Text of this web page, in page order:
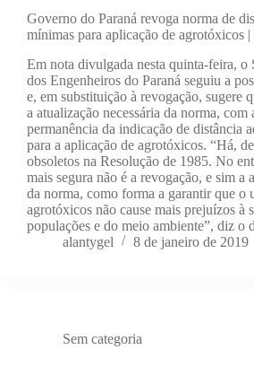
Governo do Paraná revoga norma de
mínimas para aplicação de agrotóxicos
Em nota divulgada nesta quinta-feira, o
dos Engenheiros do Paraná seguiu a
e, em substituição à revogação, sugere
a atualização necessária da norma, com
permanência da indicação de distância
para a aplicação de agrotóxicos. “Há,
obsoletos na Resolução de 1985. No
mais segura não é a revogação, e sim a
da norma, como forma a garantir que o
agrotóxicos não cause mais prejuízos à
populações e do meio ambiente”, diz o
alantygel
8 de janeiro de 2019
Sem categoria